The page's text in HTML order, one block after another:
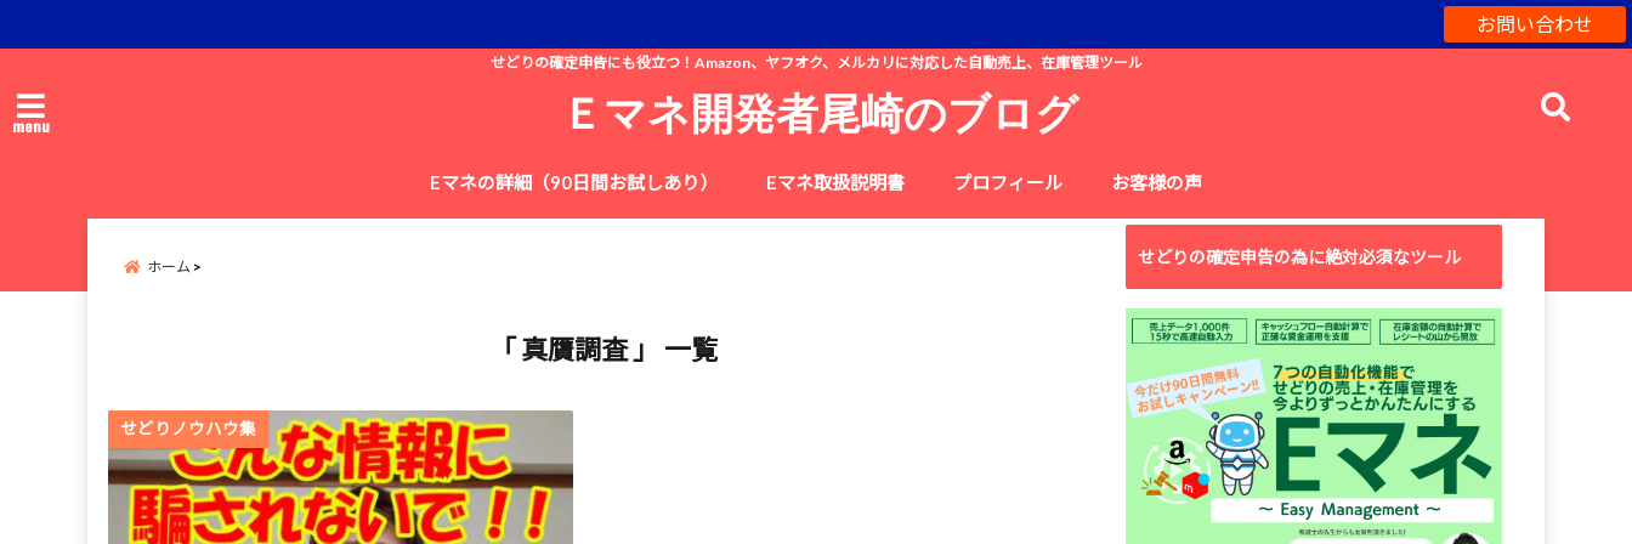
お問い合わせ
せどりの確定申告にも役立つ！Amazon、ヤフオク、メルカリに対応した自動売上、在庫管理ツール
menu Ｅマネ開発者尾崎のブログ
Eマネの詳細（90日間お試しあり） Eマネ取扱説明書 プロフィール お客様の声
ホーム
「 真贋調査 」 一覧
せどりノウハウ集
せどりの確定申告の為に絶対必須なツール